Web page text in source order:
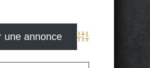
Advanced Search